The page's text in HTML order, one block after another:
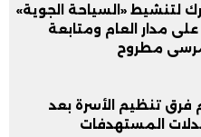
لتنشيط «السياحة الجوية»
مدار العام ومتابعة
مرسى مطروح
فرق تنظيم الأسرة بعد
المستهدفات